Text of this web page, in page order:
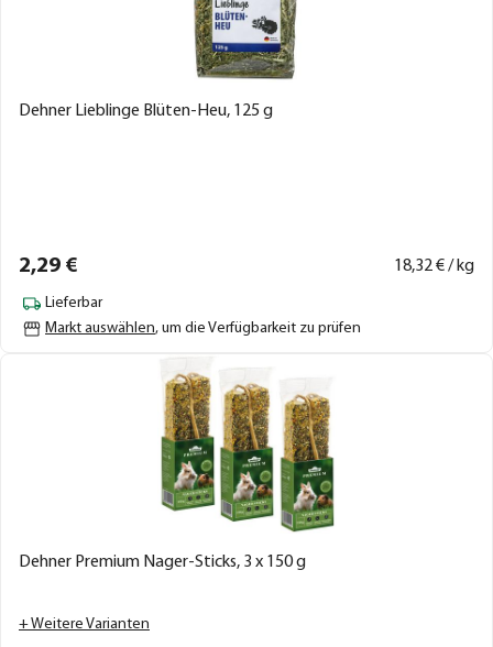
Dehner Lieblinge Blüten-Heu, 125 g
2,29 € 18,32€ / kg
Lieferbar
Markt auswählen, um die Verfügbarkeit zu prüfen
Dehner Premium Nager-Sticks, 3 x 150 g
+ Weitere Varianten